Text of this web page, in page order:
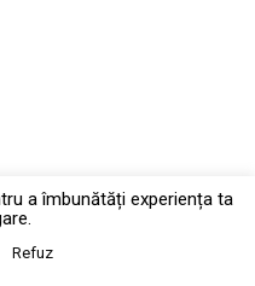
a îmbunătăți experiența ta
Refuz